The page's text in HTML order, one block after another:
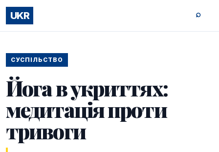
UKR ⌕
СУСПІЛЬСТВО
Йога в укриттях:
медитація проти
тривоги